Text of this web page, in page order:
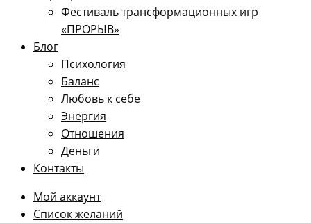
Фестиваль трансформационных игр
«ПРОРЫВ»
Блог
Психология
Баланс
Любовь к себе
Энергия
Отношения
Деньги
Контакты
Мой аккаунт
Список желаний